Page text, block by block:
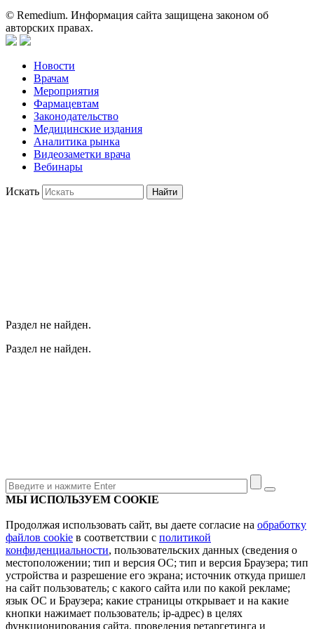
© Remedium. Информация сайта защищена законом об
авторских правах.
Новости
Врачам
Мероприятия
Фармацевтам
Законодательство
Медицинские издания
Аналитика рынка
Видеозаметки врача
Вебинары
Искать Найти
Раздел не найден.
Раздел не найден.
МЫ ИСПОЛЬЗУЕМ COOKIE
Продолжая использовать сайт, вы даете согласие на обработку
файлов cookie в соответствии с политикой
конфиденциальности, пользовательских данных (сведения о
местоположении; тип и версия ОС; тип и версия Браузера; тип
устройства и разрешение его экрана; источник откуда пришел
на сайт пользователь; с какого сайта или по какой рекламе;
язык ОС и Браузера; какие страницы открывает и на какие
кнопки нажимает пользователь; ip-адрес) в целях
функционирования сайта, проведения ретаргетинга и